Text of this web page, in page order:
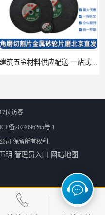
厨房冷热水龙头批发 三孔面盆通用中珠 24小时内送达
位访客
备2024096265号-1
司 保留所有权利.
明 管理员入口 网站地图